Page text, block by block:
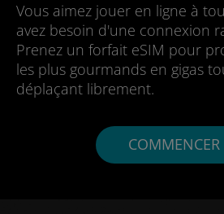
Vous aimez jouer en ligne à
avez besoin d'une connexion
Prenez un forfait eSIM pour
les plus gourmands en gigas
déplaçant librement.
COMMENCER